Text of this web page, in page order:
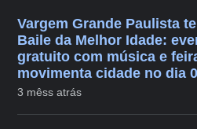
Vargem Grande Paulista
Baile da Melhor Idade:
gratuito com música e
movimenta cidade no dia
3 mêss atrás